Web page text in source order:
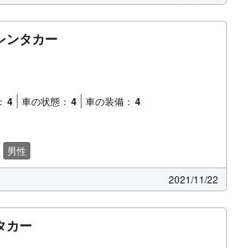
ンタカー
4 車の状態： 4 車の装備： 4
男性
2021/11/22
カー